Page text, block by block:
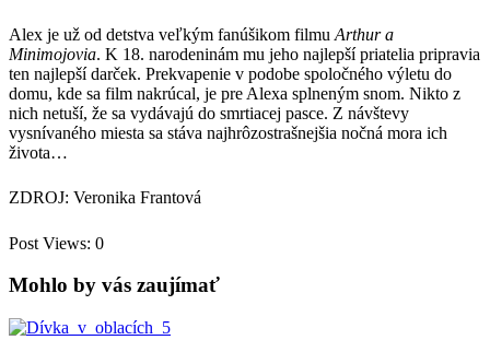
Alex je už od detstva veľkým fanúšikom filmu Arthur a
Minimojovia. K 18. narodeninám mu jeho najlepší priatelia pripravia
ten najlepší darček. Prekvapenie v podobe spoločného výletu do
domu, kde sa film nakrúcal, je pre Alexa splneným snom. Nikto z
nich netuší, že sa vydávajú do smrtiacej pasce. Z návštevy
vysnívaného miesta sa stáva najhrôzostrašnejšia nočná mora ich
života…
ZDROJ: Veronika Frantová
Post Views: 0
Mohlo by vás zaujímať